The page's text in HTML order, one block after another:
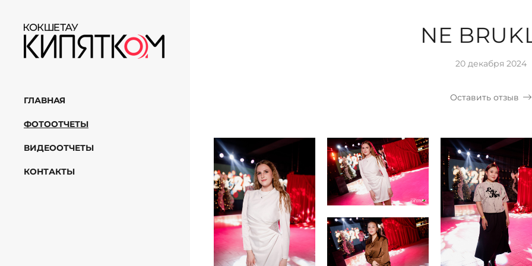
ГЛАВНАЯ
ФОТООТЧЕТЫ
ВИДЕООТЧЕТЫ
КОНТАКТЫ
NE
20 декабря 2024
Оставить отзыв